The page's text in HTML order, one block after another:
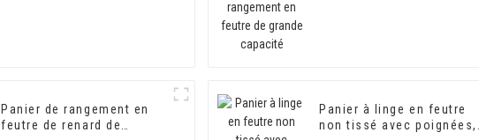
Panier de rangement en
feutre de renard de
Panier à linge en feutre
non tissé avec poignées,